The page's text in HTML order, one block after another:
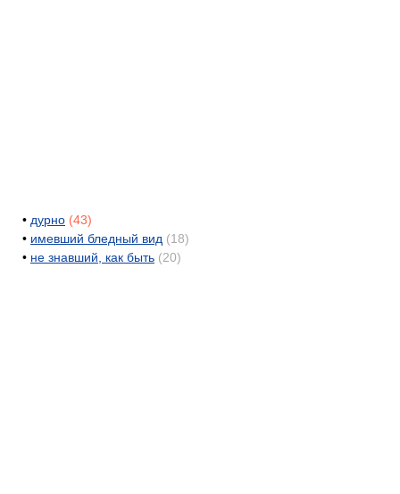
• дурно (43)
• имевший бледный вид (18)
• не знавший, как быть (20)